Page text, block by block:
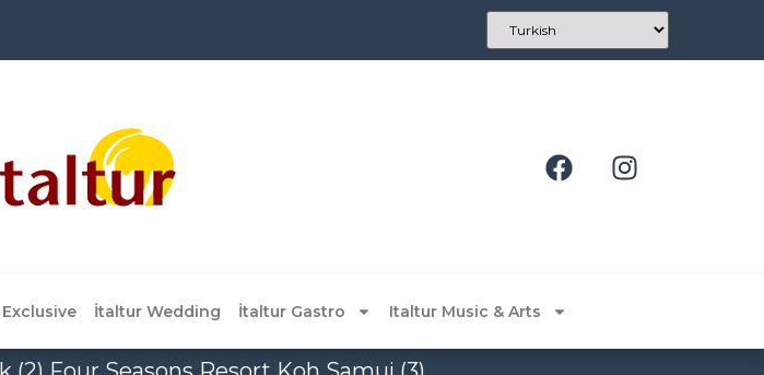
İtaltur Wedding İtaltur Gastro Italtur Music & Arts